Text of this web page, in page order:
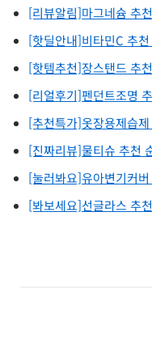
[리뷰알림]마그네슘 추
[핫딜안내]비타민C 추
[핫템추천]장스탠드 추
[리얼후기]펜던트조명
[추천특가]옷장용제습
[진짜리뷰]물티슈 추천
[눌러봐요]유아변기커
[봐보세요]선글라스 추